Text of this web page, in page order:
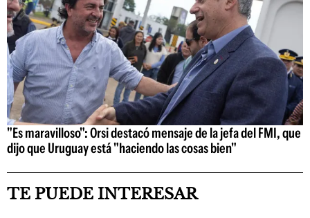
"Es maravilloso": Orsi destacó mensaje de la jefa del FMI, que
dijo que Uruguay está "haciendo las cosas bien"
TE PUEDE INTERESAR